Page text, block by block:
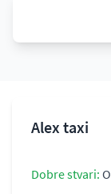
Alex taxi
Dobre stvari: